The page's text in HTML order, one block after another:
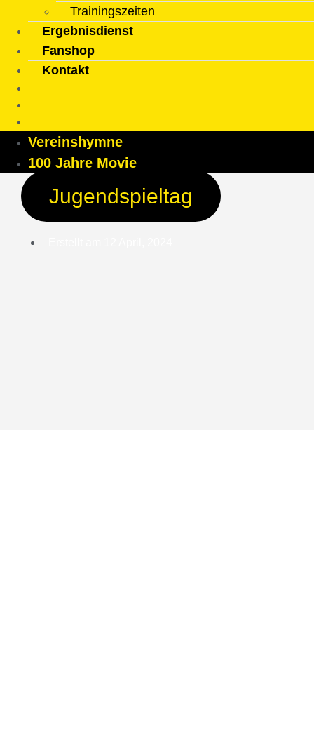
Trainingszeiten
Ergebnisdienst
Fanshop
Kontakt
Vereinshymne
100 Jahre Movie
Jugendspieltag